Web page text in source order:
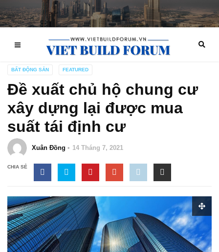
BẤT ĐỘNG SẢN FEATURED
Đề xuất chủ hộ chung cư
xây dựng lại được mua
suất tái định cư
Xuân Đồng 14 Tháng 7, 2021
CHIA SẺ